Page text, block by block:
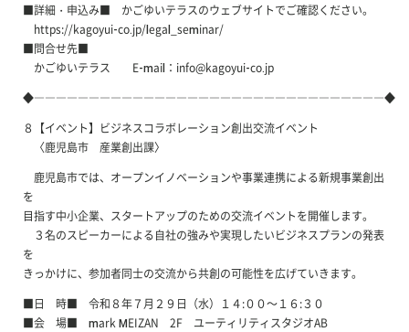
■詳細・申込み■ かごゆいテラスのウェブサイトでご確認ください。
https://kagoyui-co.jp/legal_seminar/
■問合せ先■
かごゆいテラス E-mail：info@kagoyui-co.jp
◆――――――――――――――――――――――――――――――――◆
８【イベント】ビジネスコラボレーション創出交流イベント
〈鹿児島市 産業創出課〉
鹿児島市では、オープンイノベーションや事業連携による新規事業創出
を
目指す中小企業、スタートアップのための交流イベントを開催します。
３名のスピーカーによる自社の強みや実現したいビジネスプランの発表
を
きっかけに、参加者同士の交流から共創の可能性を広げていきます。
■日 時■ 令和８年７月２９日（水）１４:００～１６:３０
■会 場■ mark MEIZAN 2F ユーティリティスタジオAB